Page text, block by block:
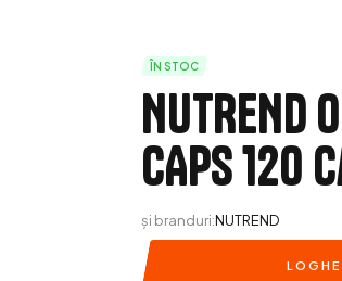
ÎN STOC
NUTREND
CAPS 120
și branduri:NUTREND